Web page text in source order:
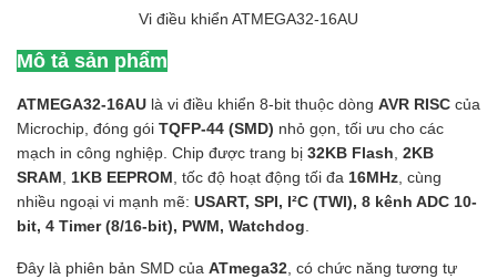
Vi điều khiển ATMEGA32-16AU
Mô tả sản phẩm
ATMEGA32-16AU là vi điều khiển 8-bit thuộc dòng AVR RISC của
Microchip, đóng gói TQFP-44 (SMD) nhỏ gọn, tối ưu cho các
mạch in công nghiệp. Chip được trang bị 32KB Flash 2KB
SRAM
1KB EEPROM , tốc độ hoạt động tối đa 16MHz , cùng
nhiều ngoại vi mạnh mẽ: USART, SPI, I²C (TWI), 8 kênh ADC 10-
bit, 4 Timer (8/16-bit), PWM, Watchdog
Đây là phiên bản SMD của ATmega32 , có chức năng tương tự